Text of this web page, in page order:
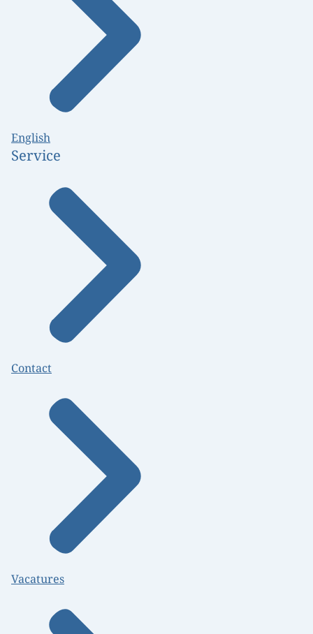
English
Service
Contact
Vacatures